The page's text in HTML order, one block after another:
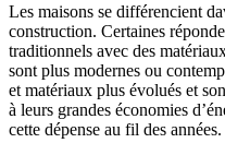
Les maisons se différencient
construction. Certaines
traditionnels avec des
sont plus modernes ou
et matériaux plus évolués et
à leurs grandes économies
cette dépense au fil des années.